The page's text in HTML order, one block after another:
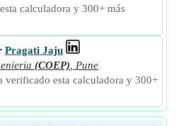
calculadora y 300+ más
Pragati Jaju
(COEP)
Pune
verificado esta calculadora y 300+